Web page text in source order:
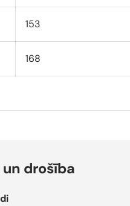
153
168
drošība